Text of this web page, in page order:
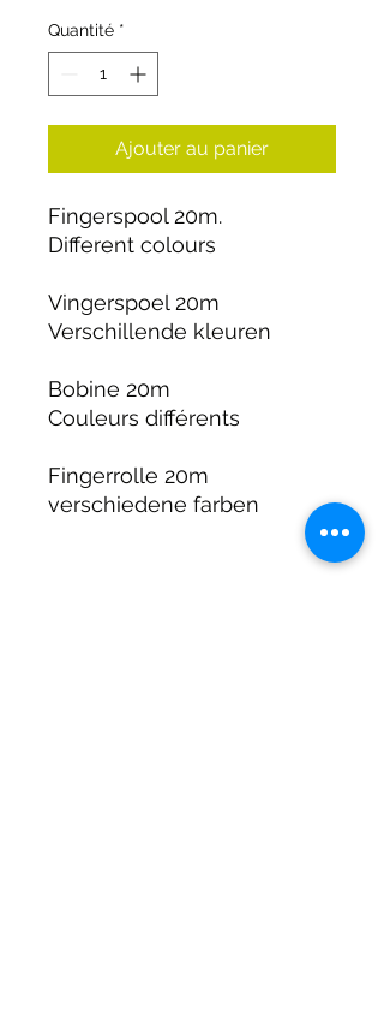
Quantité *
Ajouter au panier
Fingerspool 20m.
Different colours
Vingerspoel 20m
Verschillende kleuren
Bobine 20m
Couleurs différents
Fingerrolle 20m
verschiedene farben